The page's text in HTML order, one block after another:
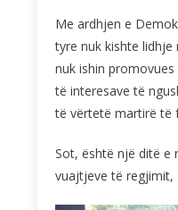
Me ardhjen e
tyre nuk kishte
nuk ishin
të interesave të
të vërtetë martirë të
Sot, është një ditë e
vuajtjeve të regjimit,